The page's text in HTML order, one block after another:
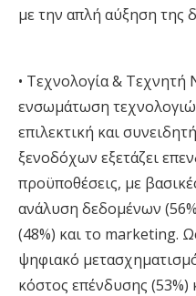
με την απλή αύξηση της
• Τεχνολογία & Τεχνητή
ενσωμάτωση
επιλεκτική και
ξενοδόχων εξετάζει
προϋποθέσεις, με
ανάλυση δεδομένων
(48%) και το marketing.
ψηφιακό
κόστος επένδυσης (53%)